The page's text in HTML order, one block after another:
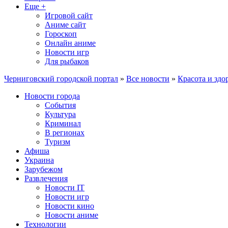
Еще +
Игровой сайт
Аниме сайт
Гороскоп
Онлайн аниме
Новости игр
Для рыбаков
Черниговский городской портал » Все новости » Красота и
Новости города
События
Культура
Криминал
В регионах
Туризм
Афиша
Украина
Зарубежом
Развлечения
Новости IT
Новости игр
Новости кино
Новости аниме
Технологии